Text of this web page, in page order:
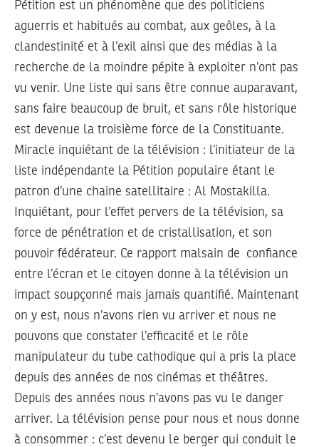
Pétition est un phénomène que des politiciens
aguerris et habitués au combat, aux geôles, à la
clandestinité et à l’exil ainsi que des médias à la
recherche de la moindre pépite à exploiter n’ont pas
vu venir. Une liste qui sans être connue auparavant,
sans faire beaucoup de bruit, et sans rôle historique
est devenue la troisième force de la Constituante.
Miracle inquiétant de la télévision : l’initiateur de la
liste indépendante la Pétition populaire étant le
patron d’une chaine satellitaire : Al Mostakilla.
Inquiétant, pour l’effet pervers de la télévision, sa
force de pénétration et de cristallisation, et son
pouvoir fédérateur. Ce rapport malsain de confiance
entre l’écran et le citoyen donne à la télévision un
impact soupçonné mais jamais quantifié. Maintenant
on y est, nous n’avons rien vu arriver et nous ne
pouvons que constater l’efficacité et le rôle
manipulateur du tube cathodique qui a pris la place
depuis des années de nos cinémas et théâtres.
Depuis des années nous n’avons pas vu le danger
arriver. La télévision pense pour nous et nous donne
à consommer : c’est devenu le berger qui conduit le